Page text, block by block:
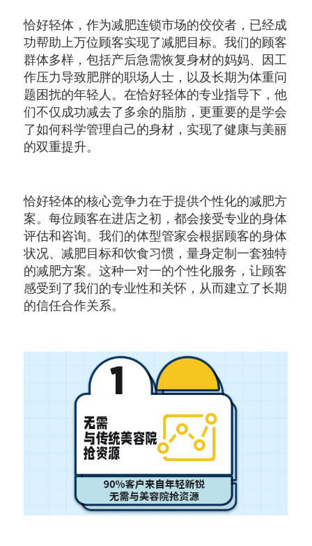
恰好轻体，作为减肥连锁市场的佼佼者，已经成
功帮助上万位顾客实现了减肥目标。我们的顾客
群体多样，包括产后急需恢复身材的妈妈、因工
作压力导致肥胖的职场人士，以及长期为体重问
题困扰的年轻人。在恰好轻体的专业指导下，他
们不仅成功减去了多余的脂肪，更重要的是学会
了如何科学管理自己的身材，实现了健康与美丽
的双重提升。
恰好轻体的核心竞争力在于提供个性化的减肥方
案。每位顾客在进店之初，都会接受专业的身体
评估和咨询。我们的体型管家会根据顾客的身体
状况、减肥目标和饮食习惯，量身定制一套独特
的减肥方案。这种一对一的个性化服务，让顾客
感受到了我们的专业性和关怀，从而建立了长期
的信任合作关系。